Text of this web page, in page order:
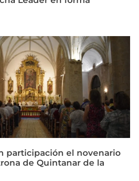
participación el novenario
de Quintanar de la